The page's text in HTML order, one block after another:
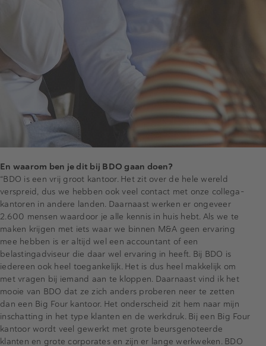
En waarom ben je dit bij BDO gaan doen?
“BDO is een vrij groot kantoor. Het zit over de hele wereld
verspreid, dus we hebben ook veel contact met onze collega-
kantoren in andere landen. Daarnaast werken er ongeveer
2.600 mensen waardoor je alle kennis in huis hebt. Als we te
maken krijgen met iets waar we binnen M&A geen ervaring
mee hebben is er altijd wel een accountant of een
belastingadviseur die daar wel ervaring in heeft. Bij BDO is
iedereen ook heel toegankelijk. Het is dus heel makkelijk om
met vragen bij iemand aan te kloppen. Daarnaast vind ik het
mooie van BDO dat ze zich anders proberen neer te zetten
dan een Big Four kantoor. Het onderscheid zit hem naar mijn
inschatting in het type klanten en de werkdruk. Bij een Big Four
kantoor wordt veel gewerkt met grote beursgenoteerde
klanten en grote corporates en zijn er lange werkweken. BDO